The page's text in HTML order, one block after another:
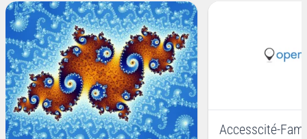
Accesscité-